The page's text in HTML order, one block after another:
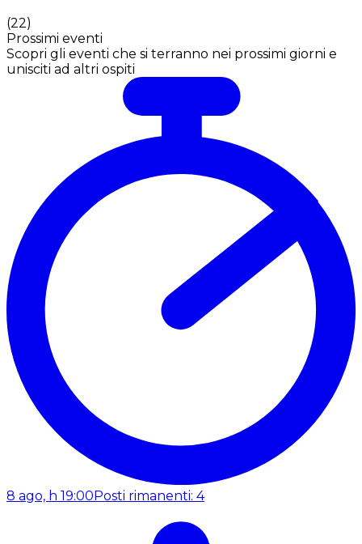
(22)
Prossimi eventi
Scopri gli eventi che si terranno nei prossimi giorni e
unisciti ad altri ospiti
8 ago, h 19:00 Posti rimanenti: 4